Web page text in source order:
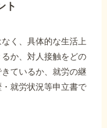
ト
く、具体的な生活上
か、対人接触をどの
ているか、就労の継
就労状況等申立書で